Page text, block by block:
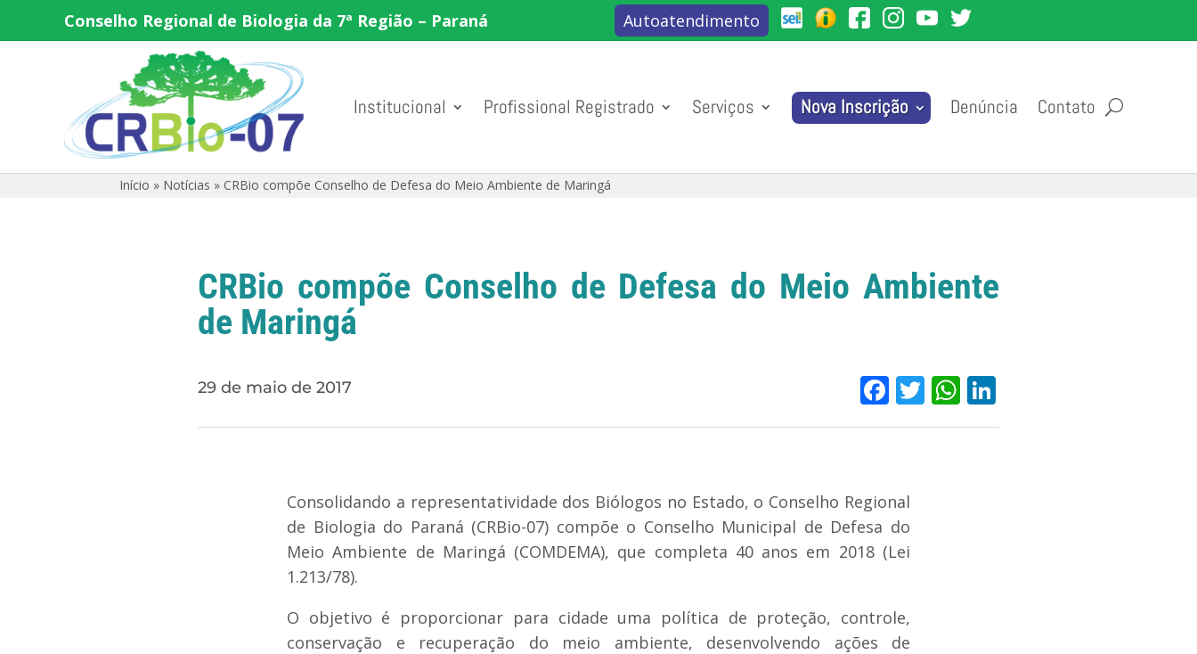
Conselho Regional de Biologia da 7ª Região – Paraná Autoatendimento
Institucional Profissional Registrado Serviços Nova Inscrição Denúncia Contato
Início » Notícias » CRBio compõe Conselho de Defesa do Meio Ambiente de Maringá
CRBio compõe Conselho de Defesa do Meio Ambiente
de Maringá
29 de maio de 2017 Facebook
TwitterWhatsApp
Consolidando a representatividade dos Biólogos no Estado, o Conselho Regional
de Biologia do Paraná (CRBio-07) compõe o Conselho Municipal de Defesa do
Meio Ambiente de Maringá (COMDEMA), que completa 40 anos em 2018 (Lei
1.213/78).
O objetivo é proporcionar para cidade uma política de proteção, controle,
conservação e recuperação do meio ambiente, desenvolvendo ações de